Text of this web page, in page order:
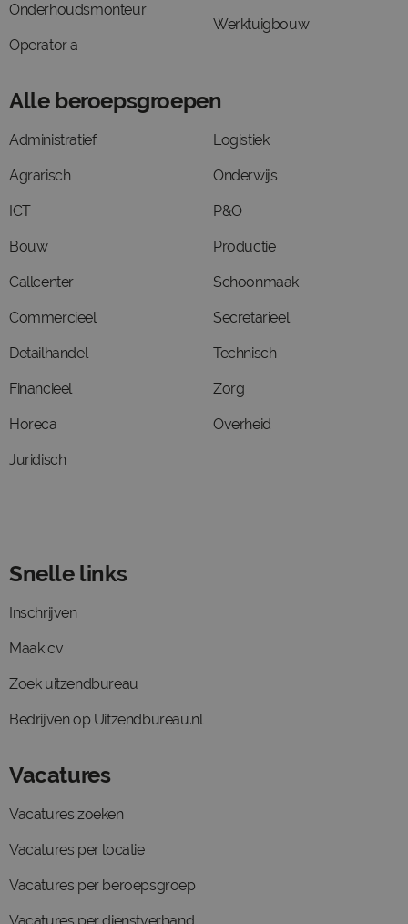
Onderhoudsmonteur
Operator a
Werktuigbouw
Alle beroepsgroepen
Administratief
Agrarisch
ICT
Bouw
Callcenter
Commercieel
Detailhandel
Financieel
Horeca
Juridisch
Logistiek
Onderwijs
P&O
Productie
Schoonmaak
Secretarieel
Technisch
Zorg
Overheid
Snelle links
Inschrijven
Maak cv
Zoek uitzendbureau
Bedrijven op Uitzendbureau.nl
Vacatures
Vacatures zoeken
Vacatures per locatie
Vacatures per beroepsgroep